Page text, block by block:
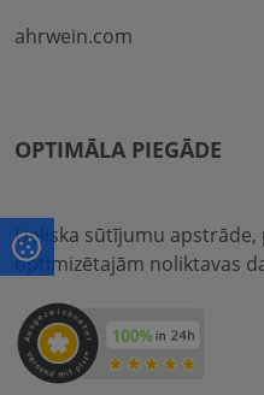
ahrwein.com
OPTIMĀLA PIEGĀDE
Lieliska sūtījumu
optimizētajām noliktavas